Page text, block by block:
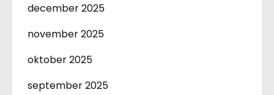
december 2025
november 2025
oktober 2025
september 2025